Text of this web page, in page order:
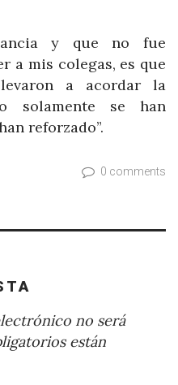
y que no fue
a mis colegas, es que
a acordar la
solamente se han
reforzado”.
0 comments
no será
están